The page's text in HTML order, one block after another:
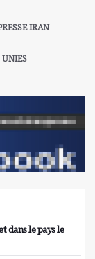
IRAN
dans le pays le